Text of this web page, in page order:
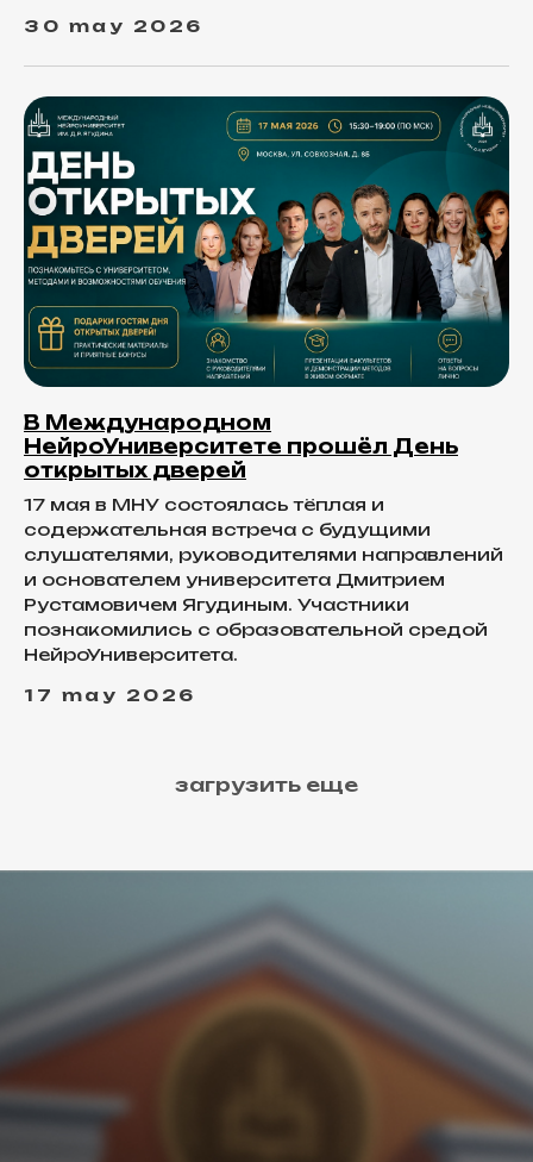
30 may 2026
В Международном
НейроУниверситете прошёл День
открытых дверей
17 мая в МНУ состоялась тёплая и
содержательная встреча с будущими
слушателями, руководителями направлений
и основателем университета Дмитрием
Рустамовичем Ягудиным. Участники
познакомились с образовательной средой
НейроУниверситета.
17 may 2026
загрузить еще